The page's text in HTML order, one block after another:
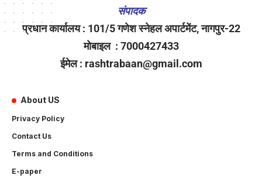
संपादक
प्रधान कार्यालय : 101/5 गणेश स्नेहल अपार्टमेंट, नागपुर-22
मोबाइल : 7000427433
ईमेल : rashtrabaan@gmail.com
About US
Privacy Policy
Contact Us
Terms and Conditions
E-paper